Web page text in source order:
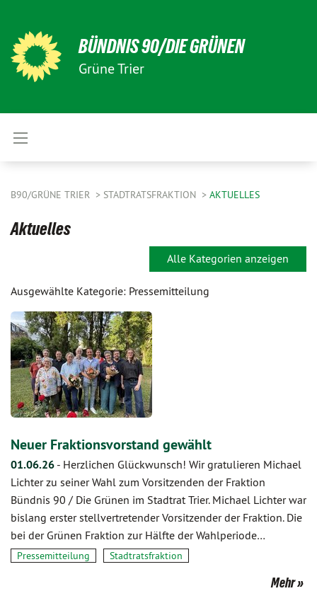
BÜNDNIS 90/DIE GRÜNEN
Grüne Trier
B90/GRÜNE TRIER STADTRATSFRAKTION AKTUELLES
Aktuelles
Alle Kategorien anzeigen
Ausgewählte Kategorie: Pressemitteilung
Neuer Fraktionsvorstand gewählt
01.06.26 - Herzlichen Glückwunsch! Wir gratulieren Michael
Lichter zu seiner Wahl zum Vorsitzenden der Fraktion
Bündnis 90 / Die Grünen im Stadtrat Trier. Michael Lichter war
bislang erster stellvertretender Vorsitzender der Fraktion. Die
bei der Grünen Fraktion zur Hälfte der Wahlperiode…
Pressemitteilung Stadtratsfraktion
Mehr